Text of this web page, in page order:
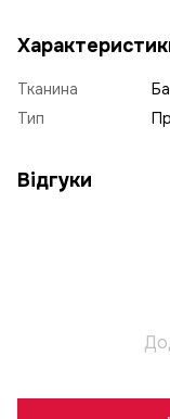
Тканина
Тип
Відгуки